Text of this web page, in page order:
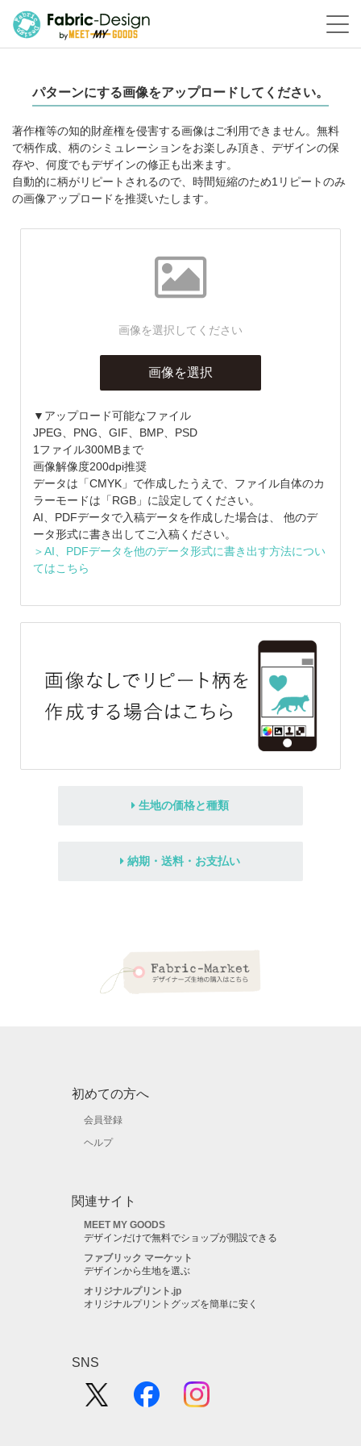
パターンにする画像をアップロードしてください。
著作権等の知的財産権を侵害する画像はご利用できません。無料
で柄作成、柄のシミュレーションをお楽しみ頂き、デザインの保
存や、何度でもデザインの修正も出来ます。
自動的に柄がリピートされるので、時間短縮のため1リピートのみ
の画像アップロードを推奨いたします。
画像を選択してください
画像を選択
▼アップロード可能なファイル
JPEG、PNG、GIF、BMP、PSD
1ファイル300MBまで
画像解像度200dpi推奨
データは「CMYK」で作成したうえで、ファイル自体のカ
ラーモードは「RGB」に設定してください。
AI、PDFデータで入稿データを作成した場合は、 他のデ
ータ形式に書き出してご入稿ください。
＞AI、PDFデータを他のデータ形式に書き出す方法につい
てはこちら
生地の価格と種類
納期・送料・お支払い
初めての方へ
会員登録
ヘルプ
関連サイト
MEET MY GOODS
デザインだけで無料でショップが開設できる
ファブリック マーケット
デザインから生地を選ぶ
オリジナルプリント.jp
オリジナルプリントグッズを簡単に安く
SNS